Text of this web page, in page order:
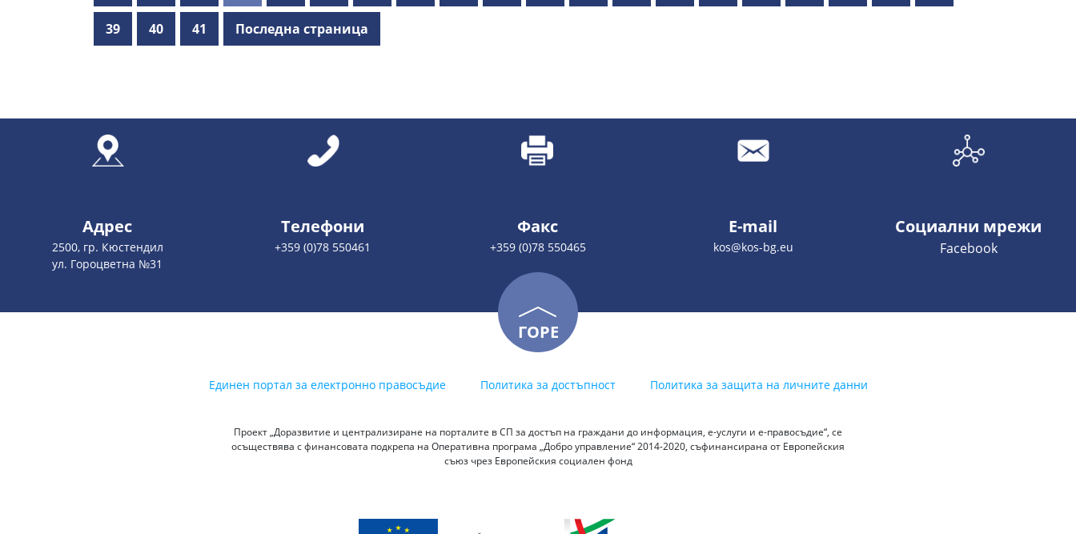
39 40 41 Последна страница
Адрес
2500, гр. Кюстендил
ул. Гороцветна №31
Телефони
+359 (0)78 550461
Факс
+359 (0)78 550465
E-mail
kos@kos-bg.eu
Социални мрежи
Facebook
ГОРЕ
Единен портал за електронно правосъдие Политика за достъпност Политика за защита на личните данни
Проект „Доразвитие и централизиране на порталите в СП за достъп на граждани до информация, е-услуги и е-правосъдие“, се
осъществява с финансовата подкрепа на Оперативна програма „Добро управление“ 2014-2020, съфинансирана от Европейския
съюз чрез Европейския социален фонд